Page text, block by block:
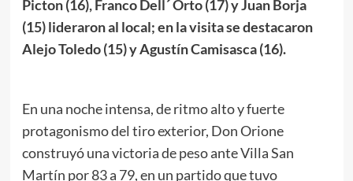
Picton (16), Franco Dell´ Orto (17) y Juan Borja
(15) lideraron al local; en la visita se destacaron
Alejo Toledo (15) y Agustín Camisasca (16).
En una noche intensa, de ritmo alto y fuerte
protagonismo del tiro exterior, Don Orione
construyó una victoria de peso ante Villa San
Martín por 83 a 79, en un partido que tuvo